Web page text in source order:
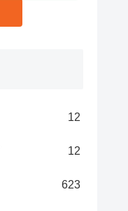
12
12
623